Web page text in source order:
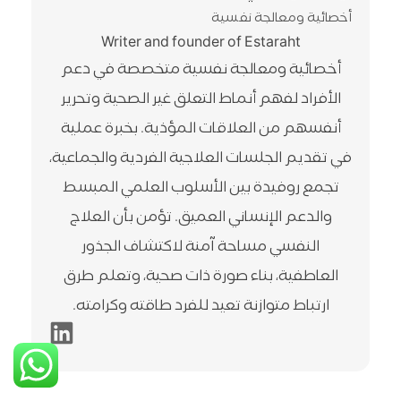
أخصائية ومعالجة نفسية
Writer and founder of Estaraht
أخصائية ومعالجة نفسية متخصصة في دعم
الأفراد لفهم أنماط التعلق غير الصحية وتحرير
أنفسهم من العلاقات المؤذية. بخبرة عملية
في تقديم الجلسات العلاجية الفردية والجماعية،
تجمع روفيدة بين الأسلوب العلمي المبسط
والدعم الإنساني العميق. تؤمن بأن العلاج
النفسي مساحة آمنة لاكتشاف الجذور
العاطفية، بناء صورة ذات صحية، وتعلم طرق
ارتباط متوازنة تعيد للفرد طاقته وكرامته.